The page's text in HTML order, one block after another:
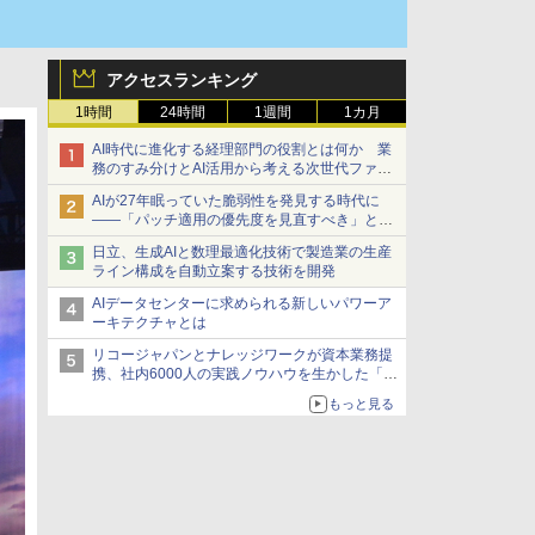
アクセスランキング
1時間 24時間 1週間 1カ月
AI時代に進化する経理部門の役割とは何か 業
務のすみ分けとAI活用から考える次世代ファイ
ナンス戦略
AIが27年眠っていた脆弱性を発見する時代に
――「パッチ適用の優先度を見直すべき」とセ
キュリティ専門家
日立、生成AIと数理最適化技術で製造業の生産
ライン構成を自動立案する技術を開発
AIデータセンターに求められる新しいパワーア
ーキテクチャとは
リコージャパンとナレッジワークが資本業務提
携、社内6000人の実践ノウハウを生かした「AI
もっと見る